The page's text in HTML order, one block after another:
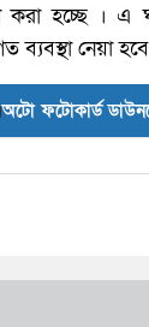
করা হচ্ছে ।
ব্যবস্থা নেয়া
অটো ফটোকার্ড